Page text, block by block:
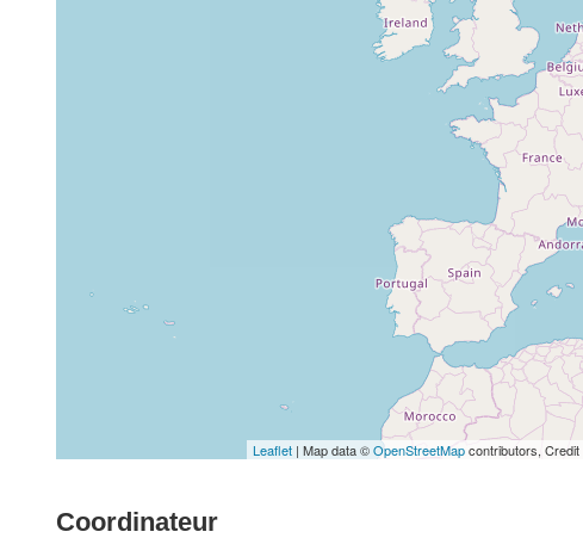
Leaflet | Map data ©OpenStreetMapcontributors, Credit
Coordinateur